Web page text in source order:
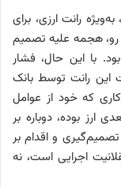
رانت ارزی، برای
هجمه علیه تصمیم
با این حال، فشار
رانت توسط بانک
که خود از عوامل
ارز بوده، دوباره بر
و اقدام بر
اجرایی است، نه